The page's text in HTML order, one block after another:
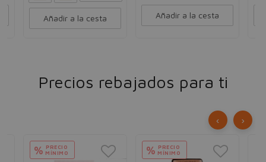
Añadir a la cesta Añadir a la cesta
Precios rebajados para ti
% PRECIO
MÍNIMO
% PRECIO
MÍNIMO
‹ ›